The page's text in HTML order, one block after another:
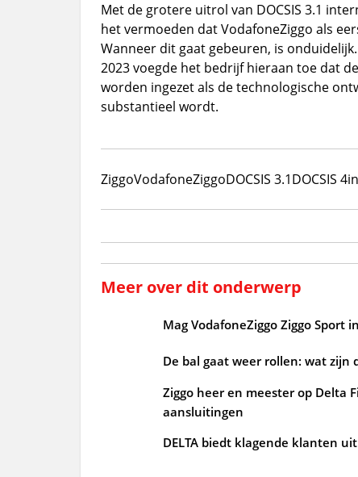
Met de grotere uitrol van DOCSIS 3.1
het vermoeden dat VodafoneZiggo als
Wanneer dit gaat gebeuren, is
2023 voegde het bedrijf hieraan toe dat
worden ingezet als de technologische
substantieel wordt.
ZiggoVodafoneZiggoDOCSIS 3.1DOCSIS 4
Meer over dit onderwerp
Mag VodafoneZiggo Ziggo Sport
De bal gaat weer rollen: wat zijn
Ziggo heer en meester op Delta
aansluitingen
DELTA biedt klagende klanten